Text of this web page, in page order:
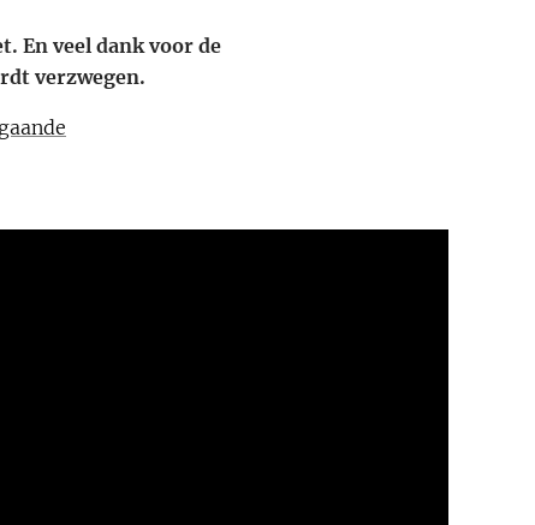
En veel dank voor de
verzwegen.